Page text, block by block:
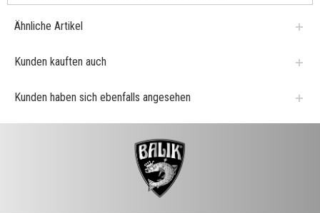
Ähnliche Artikel
Kunden kauften auch
Kunden haben sich ebenfalls angesehen